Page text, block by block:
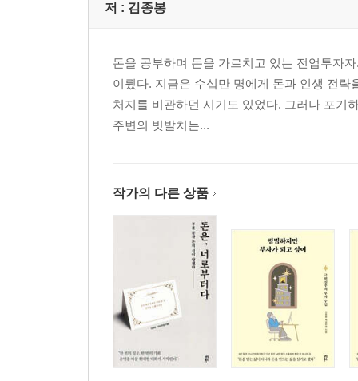
저 : 김종봉
돈을 공부하며 돈을 가르치고 있는 전업투자
이뤘다. 지금은 수십만 명에게 돈과 인생 전
처지를 비관하던 시기도 있었다. 그러나 포기
주변의 빗발치는...
작가의 다른 상품